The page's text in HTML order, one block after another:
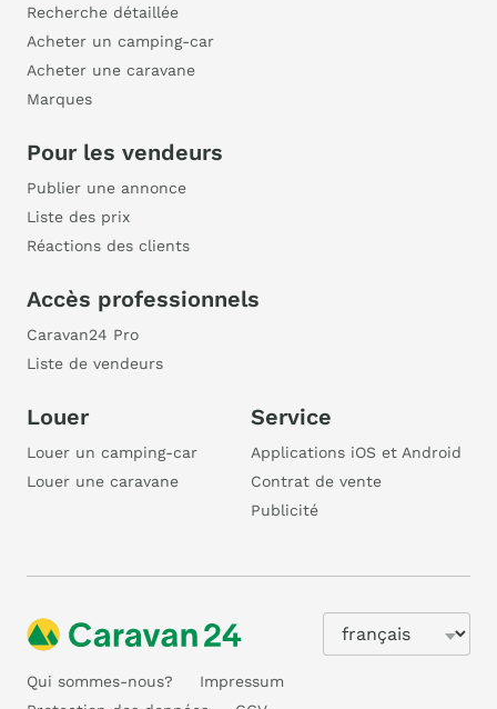
Recherche détaillée
Acheter un camping-car
Acheter une caravane
Marques
Pour les vendeurs
Publier une annonce
Liste des prix
Réactions des clients
Accès professionnels
Caravan24 Pro
Liste de vendeurs
Louer
Louer un camping-car
Louer une caravane
Service
Applications iOS et Android
Contrat de vente
Publicité
Qui sommes-nous?
Impressum